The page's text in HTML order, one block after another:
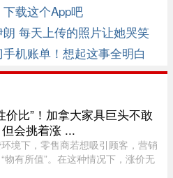
载这个App吧
每天上传的照片让她哭笑
机账单！想起这事全明白
价比”！加拿大家具巨头不敢
会挑着涨 ...
境下，零售商若想吸引顾客，营销
物有所值”。在这种情况下，涨价无